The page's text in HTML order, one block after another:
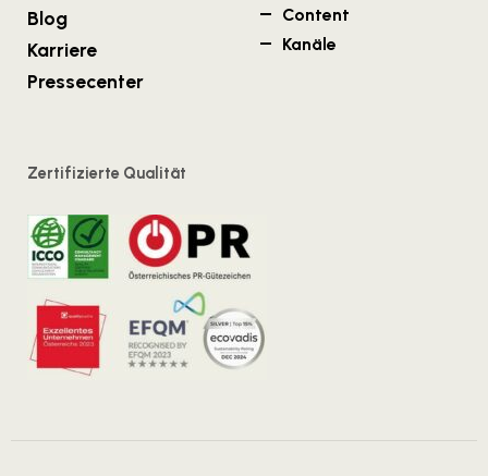
Blog
Karriere
Pressecenter
Content
Kanäle
Zertifizierte Qualität